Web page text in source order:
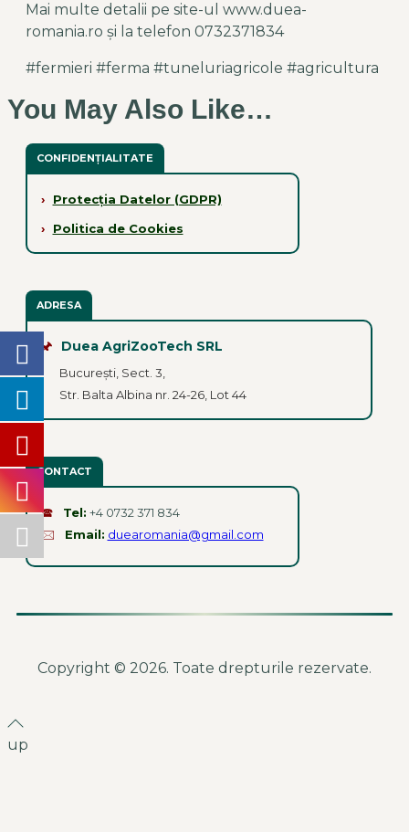
Mai multe detalii pe site-ul www.duea-
romania.ro și la telefon 0732371834
#fermieri #ferma #tuneluriagricole #agricultura
You May Also Like…
CONFIDENȚIALITATE
›
Protecția Datelor (GDPR)
›
Politica de Cookies
ADRESA
🖈 Duea AgriZooTech SRL
București, Sect. 3,
Str. Balta Albina nr. 24-26, Lot 44
CONTACT
🕿 Tel: +4 0732 371 834
🖂
Email: duearomania@gmail.com
Copyright © 2026. Toate drepturile rezervate.
up